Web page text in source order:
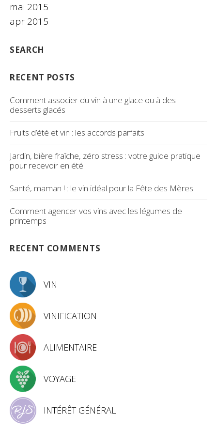
mai 2015
apr 2015
SEARCH
RECENT POSTS
Comment associer du vin à une glace ou à des
desserts glacés
Fruits d’été et vin : les accords parfaits
Jardin, bière fraîche, zéro stress : votre guide pratique
pour recevoir en été
Santé, maman ! : le vin idéal pour la Fête des Mères
Comment agencer vos vins avec les légumes de
printemps
RECENT COMMENTS
VIN
VINIFICATION
ALIMENTAIRE
VOYAGE
INTÉRÊT GÉNÉRAL